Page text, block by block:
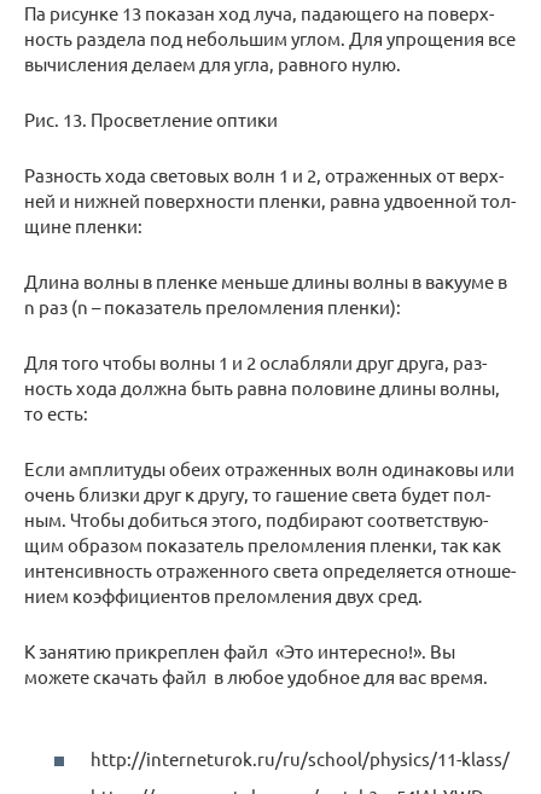
Па ри­сун­ке 13 по­ка­зан ход луча, па­да­ю­ще­го на по­верх­
ность раз­де­ла под неболь­шим углом. Для упро­ще­ния все
вы­чис­ле­ния де­ла­ем для угла, рав­но­го нулю.
Рис. 13. Про­свет­ле­ние оп­ти­ки
Раз­ность хода све­то­вых волн 1 и 2, от­ра­жен­ных от верх­
ней и ниж­ней по­верх­но­сти плен­ки, равна удво­ен­ной тол­
щине плен­ки:
Длина волны в плен­ке мень­ше длины волны в ва­ку­у­ме в
n раз (n – по­ка­за­тель пре­лом­ле­ния плен­ки):
Для того чтобы волны 1 и 2 ослаб­ля­ли друг друга, раз­
ность хода долж­на быть равна по­ло­вине длины волны,
то есть:
Если ам­пли­ту­ды обеих от­ра­жен­ных волн оди­на­ко­вы или
очень близ­ки друг к другу, то га­ше­ние света будет пол­
ным. Чтобы до­бить­ся этого, под­би­ра­ют со­от­вет­ству­ю­
щим об­ра­зом по­ка­за­тель пре­лом­ле­ния плен­ки, так как
ин­тен­сив­ность от­ра­жен­но­го света опре­де­ля­ет­ся от­но­ше­
ни­ем ко­эф­фи­ци­ен­тов пре­лом­ле­ния двух сред.
К занятию прикреплен файл «Это интересно!». Вы
можете скачать файл в любое удобное для вас время.
http://interneturok.ru/ru/school/physics/11-klass/